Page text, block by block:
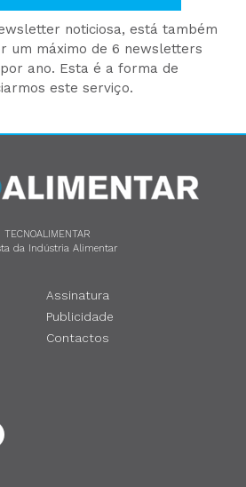
noticiosa, está também
um máximo de 6 newsletters
ano. Esta é a forma de
este serviço.
TECNOALIMENTAR
da Indústria Alimentar
Assinatura
Publicidade
Contactos